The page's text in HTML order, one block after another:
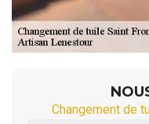
Changement de